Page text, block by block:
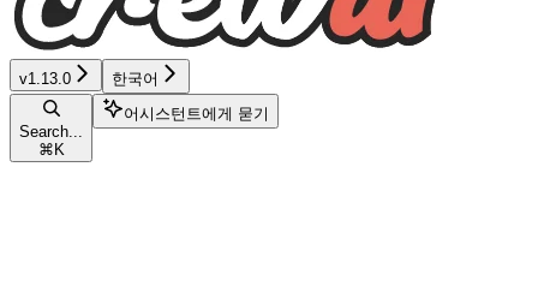
v1.13.0 한국어
Search...
⌘ K
어시스턴트에게 묻기